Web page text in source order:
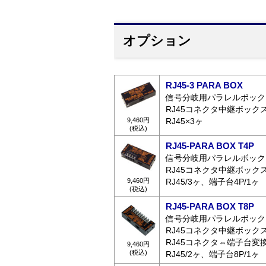
オプション
9,460円
(税込)
RJ45-3 PARA BOX
信号分岐用パラレルボック
RJ45コネクタ中継ボック
RJ45×3ヶ
9,460円
(税込)
RJ45-PARA BOX T4P
信号分岐用パラレルボック
RJ45コネクタ中継ボック
RJ45/3ヶ、端子台4P/1ヶ
9,460円
(税込)
RJ45-PARA BOX T8P
信号分岐用パラレルボック
RJ45コネクタ中継ボック
RJ45コネクタ⇔端子台変
RJ45/2ヶ、端子台8P/1ヶ